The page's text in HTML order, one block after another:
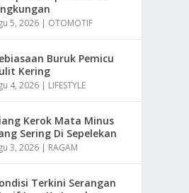
5, 2026 | OTOMOTIF
Buruk Pemicu
Kering
4, 2026 | LIFESTYLE
Kerok Mata Minus
Sering Di Sepelekan
3, 2026 | RAGAM
Terkini Serangan